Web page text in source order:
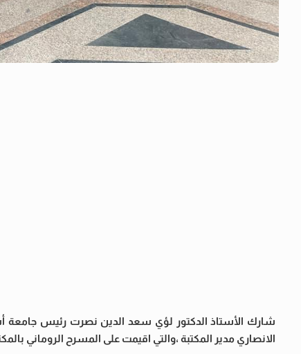
شارك الأستاذ الدكتور لؤي سعد الدين نصرت رئيس جامعة
الانصاري مدير المكتبة ،والتي اقيمت على المسرح الروماني